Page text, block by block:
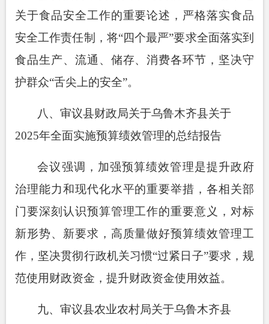
关于食品安全工作的重要论述，严格落实食品
安全工作责任制，将“四个最严”要求全面落实到
食品生产、流通、储存、消费各环节，坚决守
护群众“舌尖上的安全”。
八 、审议县财政局关于乌鲁木齐县关于
2025年全面实施预算绩效管理的总结报告
会议强调，加强预算绩效管理是提升政府
治理能力和现代化水平的重要举措，各相关部
门要深刻认识预算管理工作的重要意义，对标
新形势、新要求，高质量做好预算绩效管理工
作，坚决贯彻行政机关习惯“过紧日子”要求，规
范使用财政资金，提升财政资金使用效益。
九、审议县农业农村局关于乌鲁木齐县